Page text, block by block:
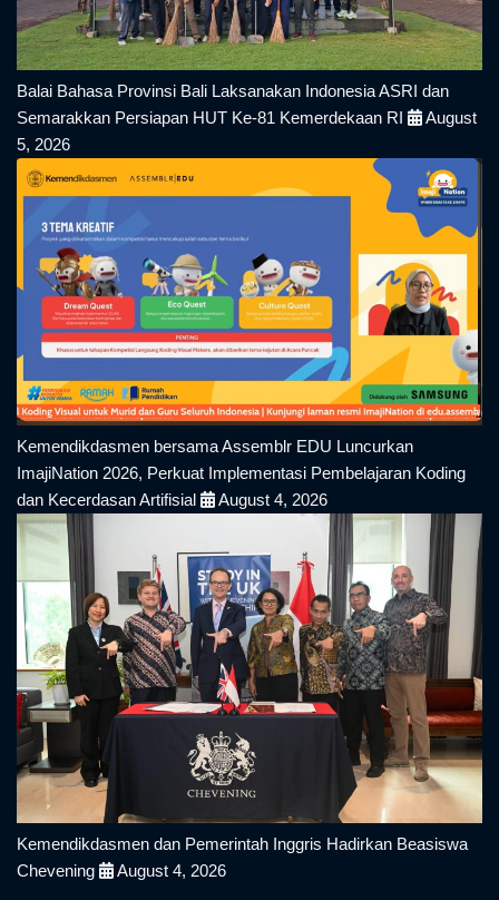
Balai Bahasa Provinsi Bali Laksanakan Indonesia ASRI dan
Semarakkan Persiapan HUT Ke-81 Kemerdekaan RI
August
5, 2026
Kemendikdasmen bersama Assemblr EDU Luncurkan
ImajiNation 2026, Perkuat Implementasi Pembelajaran Koding
dan Kecerdasan Artifisial
August 4, 2026
Kemendikdasmen dan Pemerintah Inggris Hadirkan Beasiswa
Chevening
August 4, 2026